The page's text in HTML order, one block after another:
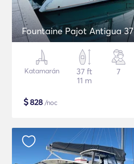
Fountaine Pajot Antigua 37
Katamarán
37 ft
11 m
7
$828 /noc